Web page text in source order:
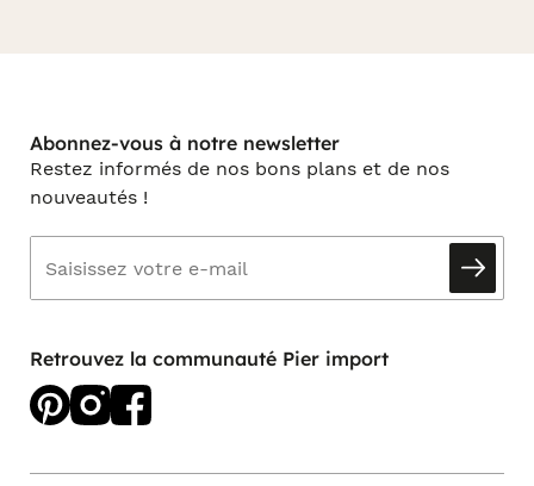
Abonnez-vous à notre newsletter
Restez informés de nos bons plans et de nos
nouveautés !
Retrouvez la communauté Pier import